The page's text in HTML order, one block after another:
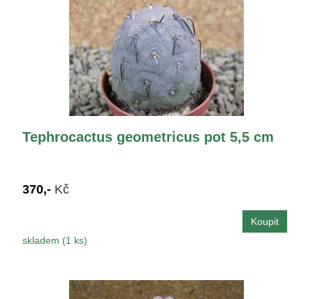
Tephrocactus geometricus pot 5,5 cm
370,- Kč
skladem (1 ks)